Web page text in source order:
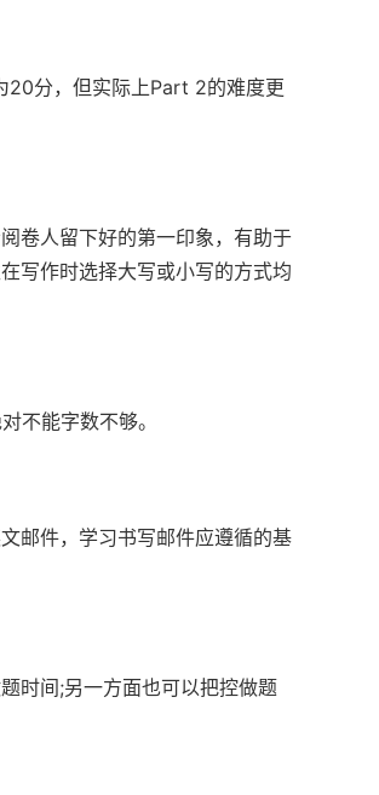
20分，但实际上Part 2的难度更
卷人留下好的第一印象，有助于
写作时选择大写或小写的方式均
不能字数不够。
邮件，学习书写邮件应遵循的基
时间;另一方面也可以把控做题